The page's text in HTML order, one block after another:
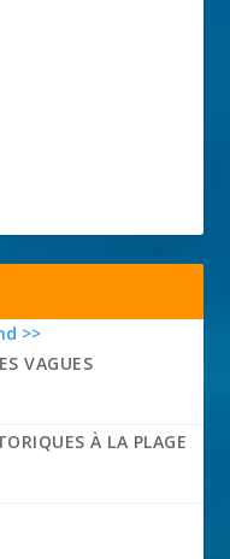
>>
VAGUES
À LA PLAGE